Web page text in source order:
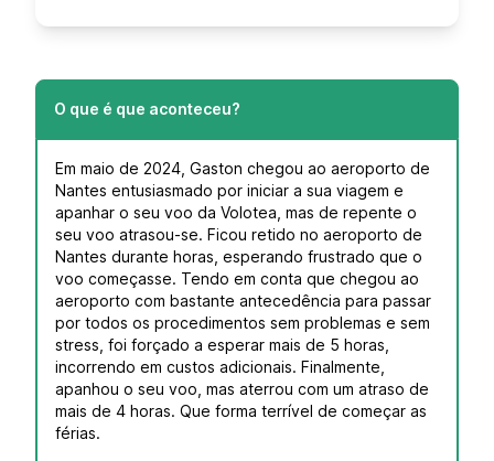
O que é que aconteceu?
Em maio de 2024, Gaston chegou ao aeroporto de
Nantes entusiasmado por iniciar a sua viagem e
apanhar o seu voo da Volotea, mas de repente o
seu voo atrasou-se. Ficou retido no aeroporto de
Nantes durante horas, esperando frustrado que o
voo começasse. Tendo em conta que chegou ao
aeroporto com bastante antecedência para passar
por todos os procedimentos sem problemas e sem
stress, foi forçado a esperar mais de 5 horas,
incorrendo em custos adicionais. Finalmente,
apanhou o seu voo, mas aterrou com um atraso de
mais de 4 horas. Que forma terrível de começar as
férias.